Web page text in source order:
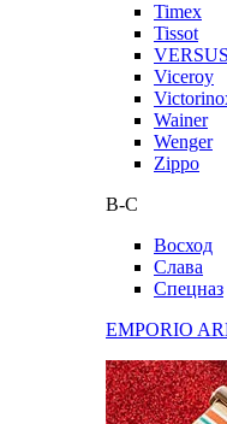
Timex
Tissot
Viceroy
Wainer
Wenger
Zippo
В-С
Восход
Слава
Спецназ
EMPORIO